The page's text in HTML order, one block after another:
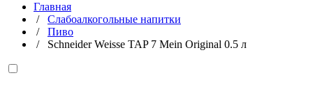
Главная
/ Слабоалкогольные напитки
/ Пиво
/ Schneider Weisse TAP 7 Mein Original 0.5 л